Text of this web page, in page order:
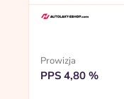
Prowizja
PPS 4,80 %